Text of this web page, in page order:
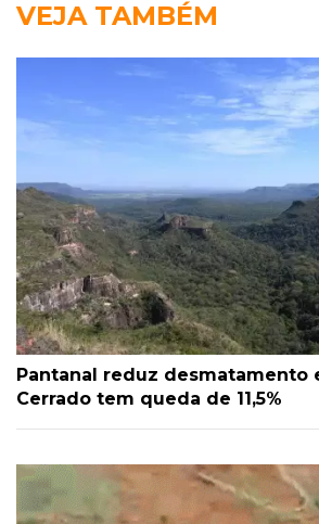
VEJA TAMBÉM
Pantanal reduz desmatamento
Cerrado tem queda de 11,5%